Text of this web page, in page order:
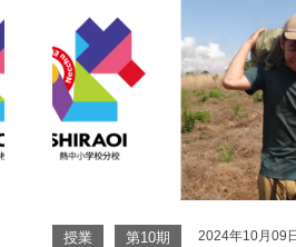
授業 第10期 2024年10月09日